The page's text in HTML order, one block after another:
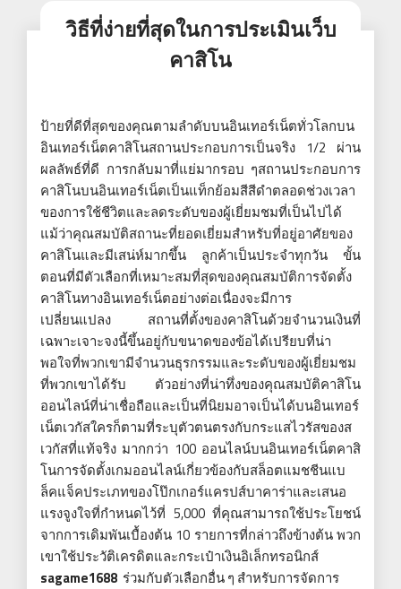
วิธีที่ง่ายที่สุดในการประเมินเว็บ
คาสิโน
ป้ายที่ดีที่สุดของคุณตามลำดับบนอินเทอร์เน็ตทั่วโลกบน
อินเทอร์เน็ตคาสิโนสถานประกอบการเป็นจริง 1/2 ผ่าน
ผลลัพธ์ที่ดี การกลับมาที่แย่มากรอบ ๆสถานประกอบการ
คาสิโนบนอินเทอร์เน็ตเป็นแท็กย้อมสีสีดำตลอดช่วงเวลา
ของการใช้ชีวิตและลดระดับของผู้เยี่ยมชมที่เป็นไปได้
แม้ว่าคุณสมบัติสถานะที่ยอดเยี่ยมสำหรับที่อยู่อาศัยของ
คาสิโนและมีเสน่ห์มากขึ้น ลูกค้าเป็นประจำทุกวัน ขั้น
ตอนที่มีตัวเลือกที่เหมาะสมที่สุดของคุณสมบัติการจัดตั้ง
คาสิโนทางอินเทอร์เน็ตอย่างต่อเนื่องจะมีการ
เปลี่ยนแปลง สถานที่ตั้งของคาสิโนด้วยจำนวนเงินที่
เฉพาะเจาะจงนี้ขึ้นอยู่กับขนาดของข้อได้เปรียบที่น่า
พอใจที่พวกเขามีจำนวนธุรกรรมและระดับของผู้เยี่ยมชม
ที่พวกเขาได้รับ ตัวอย่างที่น่าทึ่งของคุณสมบัติคาสิโน
ออนไลน์ที่น่าเชื่อถือและเป็นที่นิยมอาจเป็นได้บนอินเทอร์
เน็ตเวกัสใครก็ตามที่ระบุตัวตนตรงกับกระแสไวรัสของส
เวกัสที่แท้จริง มากกว่า 100 ออนไลน์บนอินเทอร์เน็ตคาสิ
โนการจัดตั้งเกมออนไลน์เกี่ยวข้องกับสล็อตแมชชีนแบ
ล็คแจ็คประเภทของโป๊กเกอร์แครปส์บาคาร่าและเสนอ
แรงจูงใจที่กำหนดไว้ที่ 5,000 ที่คุณสามารถใช้ประโยชน์
จากการเดิมพันเบื้องต้น 10 รายการที่กล่าวถึงข้างต้น พวก
เขาใช้ประวัติเครดิตและกระเป๋าเงินอิเล็กทรอนิกส์
sagame1688 ร่วมกับตัวเลือกอื่น ๆ สำหรับการจัดการ